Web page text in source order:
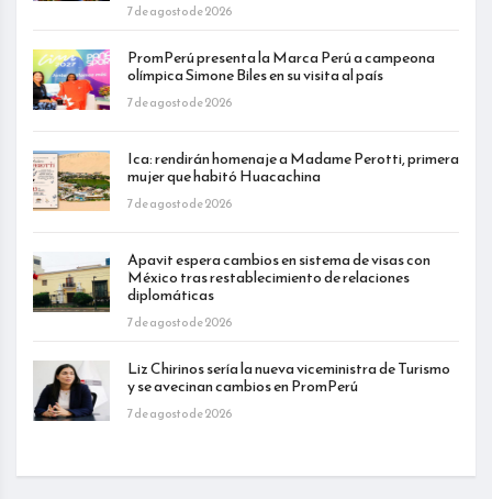
7 de agosto de 2026
PromPerú presenta la Marca Perú a campeona
olímpica Simone Biles en su visita al país
7 de agosto de 2026
Ica: rendirán homenaje a Madame Perotti, primera
mujer que habitó Huacachina
7 de agosto de 2026
Apavit espera cambios en sistema de visas con
México tras restablecimiento de relaciones
diplomáticas
7 de agosto de 2026
Liz Chirinos sería la nueva viceministra de Turismo
y se avecinan cambios en PromPerú
7 de agosto de 2026